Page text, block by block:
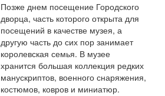
Позже днем посещение Городского
дворца, часть которого открыта для
посещений в качестве музея, а
другую часть до сих пор занимает
королевская семья. В музее
хранится большая коллекция редких
манускриптов, военного снаряжения,
костюмов, ковров и миниатюр.